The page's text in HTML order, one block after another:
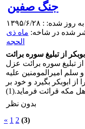
جنگ صفین
تاریخ انتشار: : ۱۳۹۲/۷/۱۴ ۲۱:۴۶ • به روز شده: : ۱۳۹۵/۶/۲۸
شده در شاخه: ماه ذی
الحجه
از تبلیغ سوره برائت
تبلیغ سوره برائت عزل
سلم امیرالمومنین علیه
از ابوبکر بگیرد و خود بر
اهل مکه قرائت فرماید.(1)
بدون نظر
« 1 2 (3)